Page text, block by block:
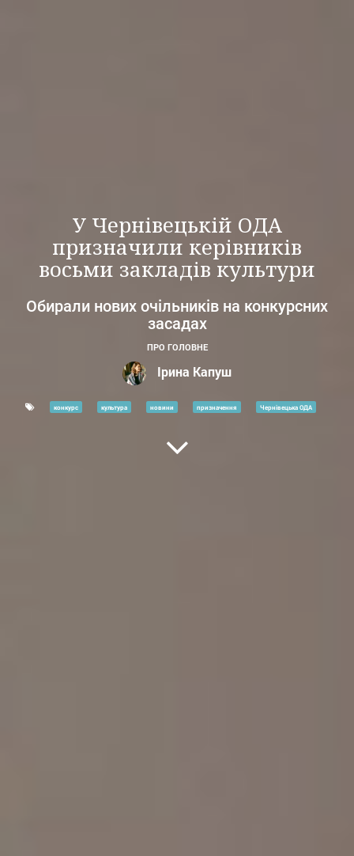
У Чернівецькій ОДА
призначили керівників
восьми закладів культури
Обирали нових очільників на конкурсних
засадах
ПРО ГОЛОВНЕ
Ірина Капуш
конкурс культура новини призначення Чернівецька ОДА